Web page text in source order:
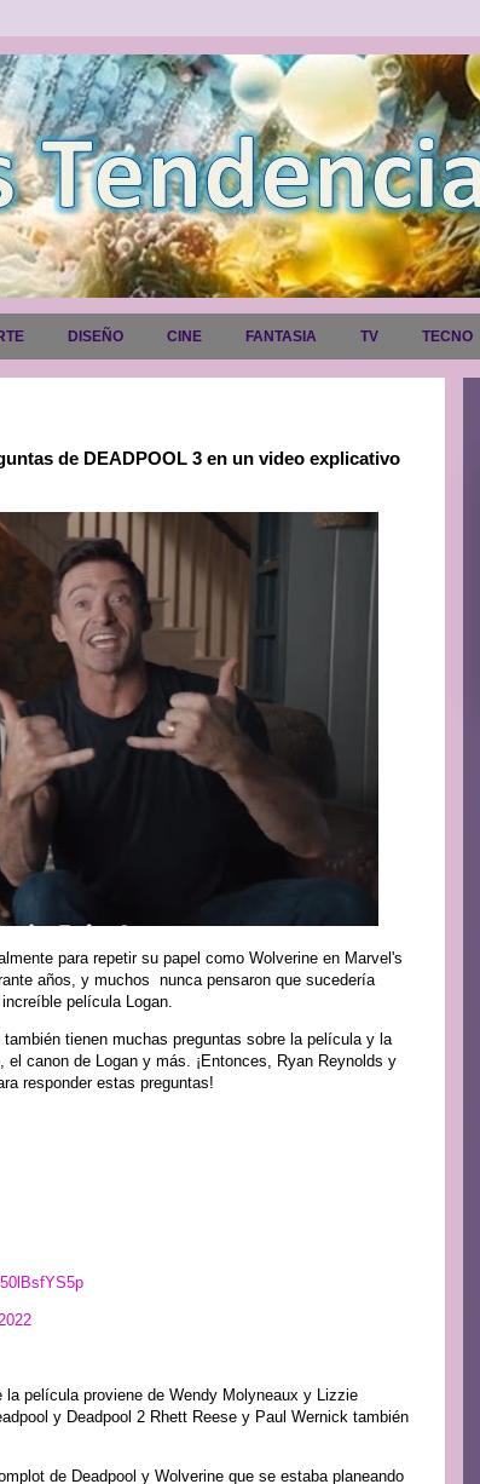
DISEÑO CINE FANTASIA TV TECNO
de DEADPOOL 3 en un video explicativo
para repetir su papel como Wolverine en Marvel's
años, y muchos nunca pensaron que sucedería
película Logan.
tienen muchas preguntas sobre la película y la
canon de Logan y más. ¡Entonces, Ryan Reynolds y
responder estas preguntas!
película proviene de Wendy Molyneaux y Lizzie
y Deadpool 2 Rhett Reese y Paul Wernick también
de Deadpool y Wolverine que se estaba planeando